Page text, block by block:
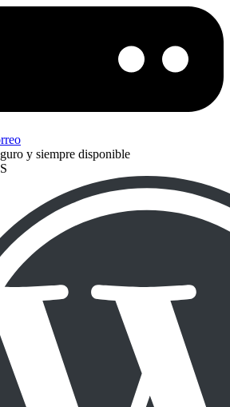
y siempre disponible